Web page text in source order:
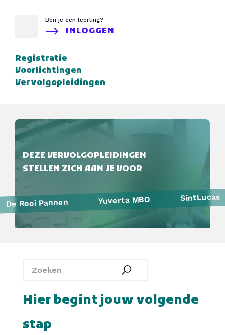
Ben je een leerling?
INLOGGEN
Registratie
Voorlichtingen
Vervolgopleidingen
DEZE VERVOLGOPLEIDINGEN
STELLEN ZICH AAN JE VOOR
De Rooi Pannen Yuverta MBO SintLucas
HAVO Voorlichtingen
De Rooi Pannen Yuverta MBO SintLucas
HAVO Voorlichtingen
Hier begint jouw volgende
stap